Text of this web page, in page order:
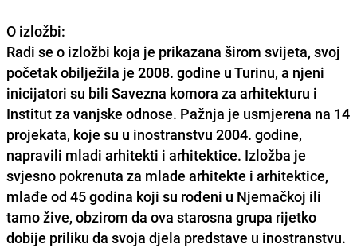
O izložbi:
Radi se o izložbi koja je prikazana širom svijeta, svoj
početak obilježila je 2008. godine u Turinu, a njeni
inicijatori su bili Savezna komora za arhitekturu i
Institut za vanjske odnose. Pažnja je usmjerena na 14
projekata, koje su u inostranstvu 2004. godine,
napravili mladi arhitekti i arhitektice. Izložba je
svjesno pokrenuta za mlade arhitekte i arhitektice,
mlađe od 45 godina koji su rođeni u Njemačkoj ili
tamo žive, obzirom da ova starosna grupa rijetko
dobije priliku da svoja djela predstave u inostranstvu.